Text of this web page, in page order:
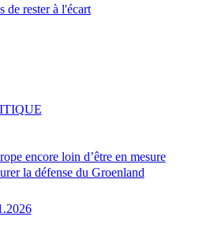
de rester à l'écart
encore loin d’être en mesure
la défense du Groenland